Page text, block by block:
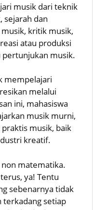
musik dari teknik
sejarah dan
kritik musik,
atau produksi
pertunjukan musik.
mempelajari
melalui
ini, mahasiswa
musik murni,
musik, baik
kreatif.
matematika.
ya! Tentu
sebenarnya tidak
setiap